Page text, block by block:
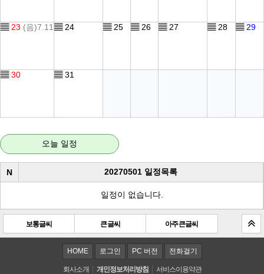
▤ 23 (음)7.11 ▤ 24 ▤ 25 ▤ 26 ▤ 27 ▤ 28 ▤ 29
▤ 30 ▤ 31
오늘 일정
N 20270501 일정목록
일정이 없습니다.
보통글씨 큰 글씨 아주 큰 글씨
HOME 로그인 PC 버전 전화걸기
회사소개 개인정보처리방침 서비스이용약관